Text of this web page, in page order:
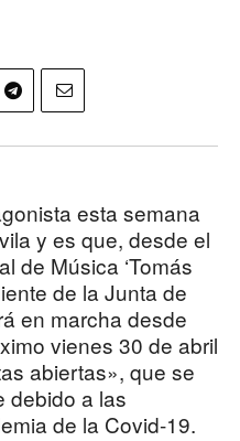
esta semana
y es que, desde el
de Música ‘Tomás
de la Junta de
en marcha desde
vienes 30 de abril
abiertas», que se
debido a las
de la Covid-19.